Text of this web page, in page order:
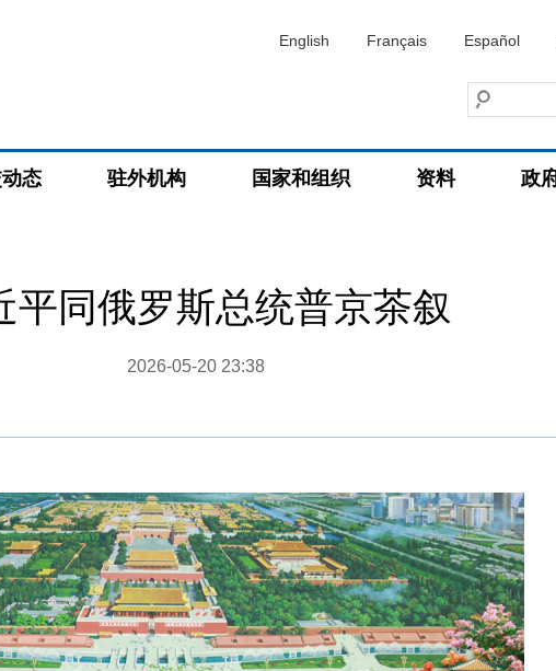
English Français Español
态 驻外机构 国家和组织 资料 政
平同俄罗斯总统普京茶叙
2026-05-20 23:38